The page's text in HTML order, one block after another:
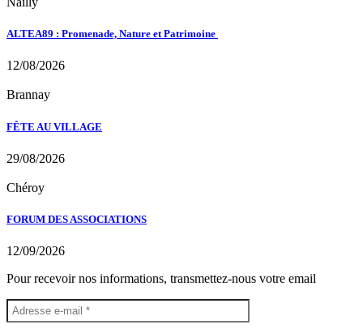
ALTEA89 : Promenade, Nature et Patrimoine
12/08/2026
Brannay
FÊTE AU VILLAGE
29/08/2026
Chéroy
FORUM DES ASSOCIATIONS
12/09/2026
Pour recevoir nos informations, transmettez-nous votre email